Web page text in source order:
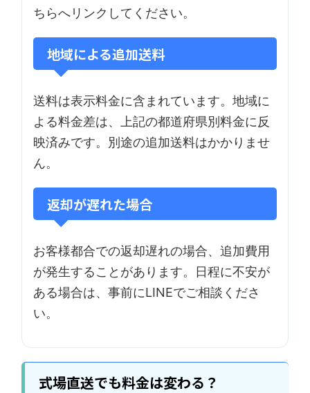
ちらへリンクしてください。
地域による追加送料
送料は表示料金に含まれています。地域に
よる料金差は、上記の都道府県別料金に反
映済みです。別途の追加送料はかかりませ
ん。
返却が遅れた場合
お客様都合での返却遅れの場合、追加費用
が発生することがあります。日程に不安が
ある場合は、事前にLINEでご相談くださ
い。
式場直送でも料金は変わる？